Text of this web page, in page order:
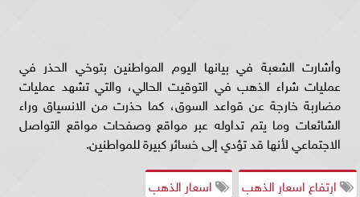
وأشارت الشعبة في بيانها اليوم المواطنين بتوخي الحذر في
عمليات شراء الذهب في التوقيت الحالي، والتي تشهد عمليات
مضاربة خارجة عن قواعد السوق، كما حذرت من الانسياق وراء
الشائعات وما يتم تداوله عبر مواقع وصفحات مواقع التواصل
الاجتماعي لأنها قد تؤدي إلى خسائر كبيرة للمواطنين.
ارتفاع اسعار الذهب
اسعار الذهب